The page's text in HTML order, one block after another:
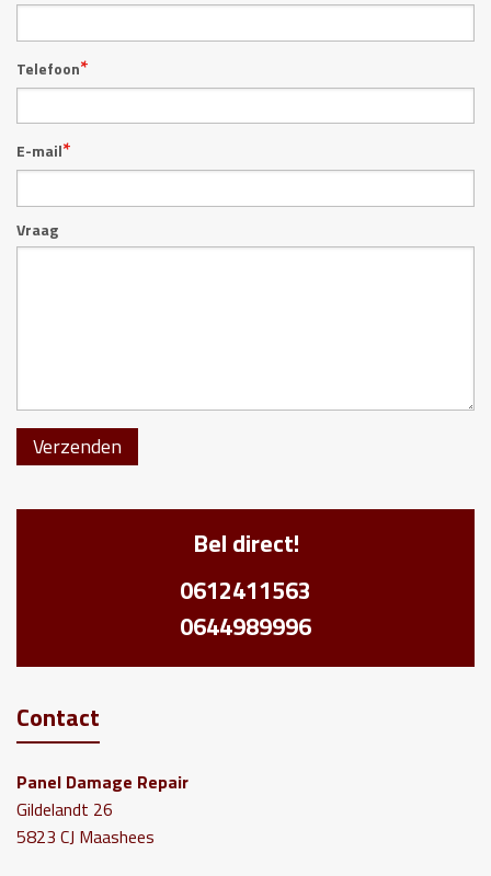
Telefoon*
E-mail*
Vraag
Verzenden
Bel direct!
0612411563
0644989996
Contact
Panel Damage Repair
Gildelandt 26
5823 CJ Maashees